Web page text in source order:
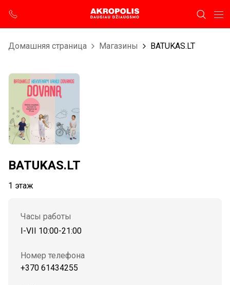
Домашняя страница Магазины BATUKAS.LT
BATUKAS.LT
1 этаж
Часы работы
I-VII 10:00-21:00
Номер телефона
+370 61434255